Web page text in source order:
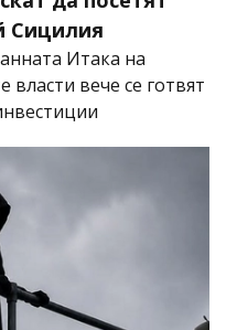
Сицилия
Итака на
вече се готвят